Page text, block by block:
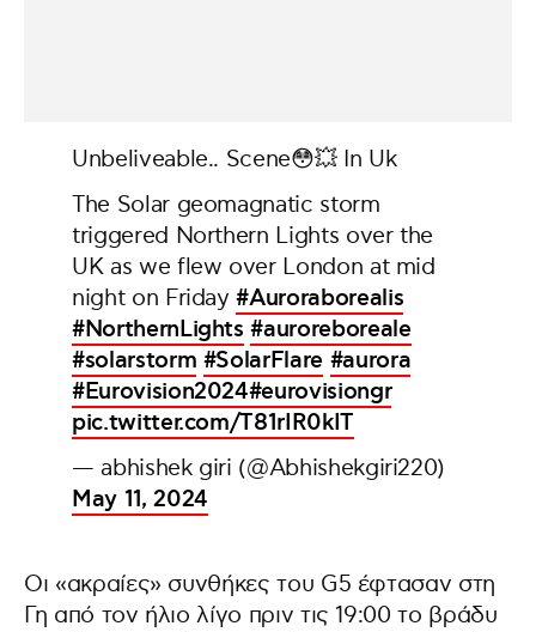
Unbeliveable.. Scene😳💥 In Uk
The Solar geomagnatic storm
triggered Northern Lights over the
UK as we flew over London at mid
night on Friday#Auroraborealis
#NorthernLights #auroreboreale
#solarstorm #SolarFlare #aurora
#Eurovision2024#eurovisiongr
pic.twitter.com/T81rIR0kIT
— abhishek giri (@Abhishekgiri220)
May 11, 2024
Οι «ακραίες» συνθήκες του G5 έφτασαν στη
Γη από τον ήλιο λίγο πριν τις 19:00 το βράδυ